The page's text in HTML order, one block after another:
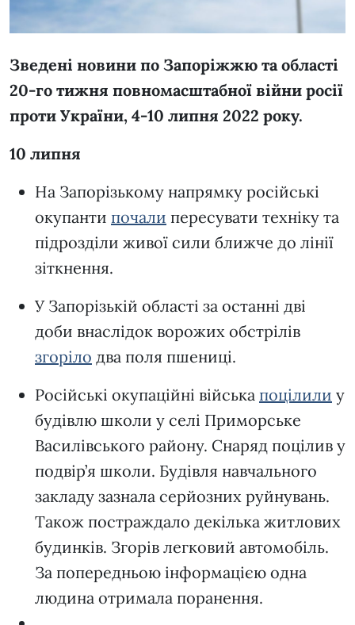
Зведені новини по Запоріжжю та області
20-го тижня повномасштабної війни росії
проти України, 4-10 липня 2022 року.
10 липня
На Запорізькому напрямку російські
окупанти почали пересувати техніку та
підрозділи живої сили ближче до лінії
зіткнення.
У Запорізькій області за останні дві
доби внаслідок ворожих обстрілів
згоріло два поля пшениці.
Російські окупаційні війська поцілили у
будівлю школи у селі Приморське
Василівського району. Снаряд поцілив у
подвір’я школи. Будівля навчального
закладу зазнала серйозних руйнувань.
Також постраждало декілька житлових
будинків. Згорів легковий автомобіль.
За попередньою інформацією одна
людина отримала поранення.